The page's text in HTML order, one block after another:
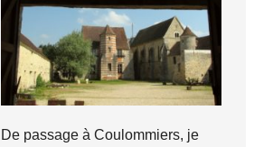
De passage à Coulommiers, je